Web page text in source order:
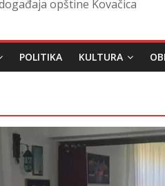
opštine Kovačica
POLITIKA KULTURA